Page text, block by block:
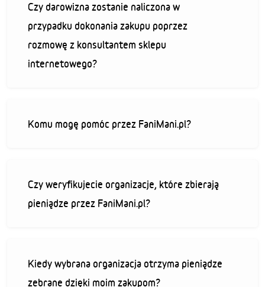
Czy darowizna zostanie naliczona w
przypadku dokonania zakupu poprzez
rozmowę z konsultantem sklepu
internetowego?
Komu mogę pomóc przez FaniMani.pl?
Czy weryfikujecie organizacje, które zbierają
pieniądze przez FaniMani.pl?
Kiedy wybrana organizacja otrzyma pieniądze
zebrane dzięki moim zakupom?